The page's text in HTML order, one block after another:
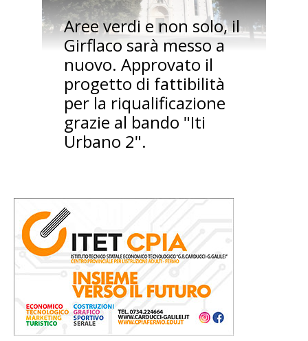
Aree verdi e non solo, il
Girflaco sarà messo a
nuovo. Approvato il
progetto di fattibilità
per la riqualificazione
grazie al bando "Iti
Urbano 2".